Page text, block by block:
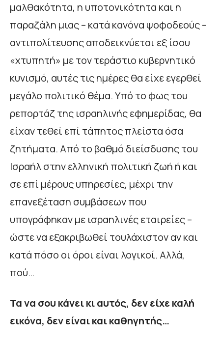
μαλθακότητα, η υποτονικότητα και η
παραζάλη μιας – κατά κανόνα ψοφοδεούς –
αντιπολίτευσης αποδεικνύεται εξ ίσου
«χτυπητή» με τον τεράστιο κυβερνητικό
κυνισμό, αυτές τις ημέρες θα είχε εγερθεί
μεγάλο πολιτικό θέμα. Υπό το φως του
ρεπορτάζ της ισραηλινής εφημερίδας, θα
είχαν τεθεί επί τάπητος πλείστα όσα
ζητήματα. Από το βαθμό διείσδυσης του
Ισραήλ στην ελληνική πολιτική ζωή ή και
σε επί μέρους υπηρεσίες, μέχρι την
επανεξέταση συμβάσεων που
υπογράφηκαν με ισραηλινές εταιρείες –
ώστε να εξακριβωθεί τουλάχιστον αν και
κατά πόσο οι όροι είναι λογικοί. Αλλά,
πού…
Τα να σου κάνει κι αυτός, δεν είχε καλή
εικόνα, δεν είναι και καθηγητής…